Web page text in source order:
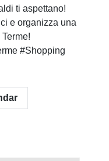
ti aspettano!
e organizza una
#Shopping